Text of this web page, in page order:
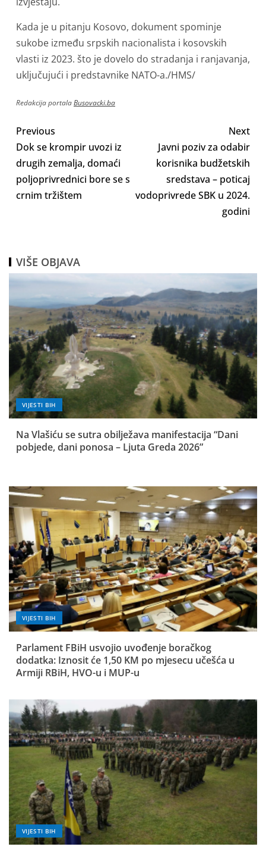
Kada je u pitanju Kosovo, dokument spominje
sukobe između srpskih nacionalista i kosovskih
vlasti iz 2023. što je dovelo do stradanja i ranjavanja,
uključujući i predstavnike NATO-a./HMS/
Redakcija portalaBusovacki.ba
Previous
Dok se krompir uvozi iz
drugih zemalja, domaći
poljoprivrednici bore se s
crnim tržištem
Next
Javni poziv za odabir
korisnika budžetskih
sredstava – poticaj
vodoprivrede SBK u 2024.
godini
VIŠE OBJAVA
VIJESTI BIH
Na Vlašiću se sutra obilježava manifestacija “Dani
pobjede, dani ponosa – Ljuta Greda 2026”
VIJESTI BIH
Parlament FBiH usvojio uvođenje boračkog
dodatka: Iznosit će 1,50 KM po mjesecu učešća u
Armiji RBiH, HVO-u i MUP-u
VIJESTI BIH